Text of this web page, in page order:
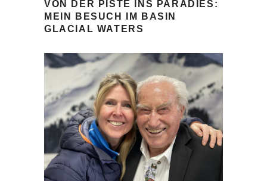
VON DER PISTE INS PARADIES:
MEIN BESUCH IM BASIN
GLACIAL WATERS